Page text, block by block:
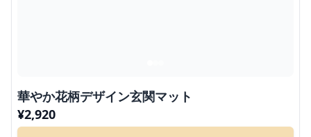
華やか花柄デザイン玄関マット
¥2,920